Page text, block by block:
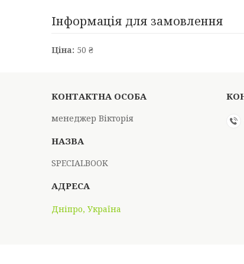
Інформація для замовлення
Ціна: 50 ₴
менеджер Вікторія
SPECIALBOOK
Дніпро, Україна